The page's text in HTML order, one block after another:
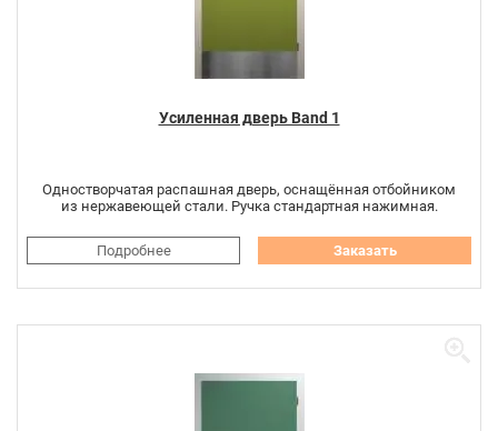
Усиленная дверь Band 1
Одностворчатая распашная дверь, оснащённая отбойником
из нержавеющей стали. Ручка стандартная нажимная.
Подробнее Заказать